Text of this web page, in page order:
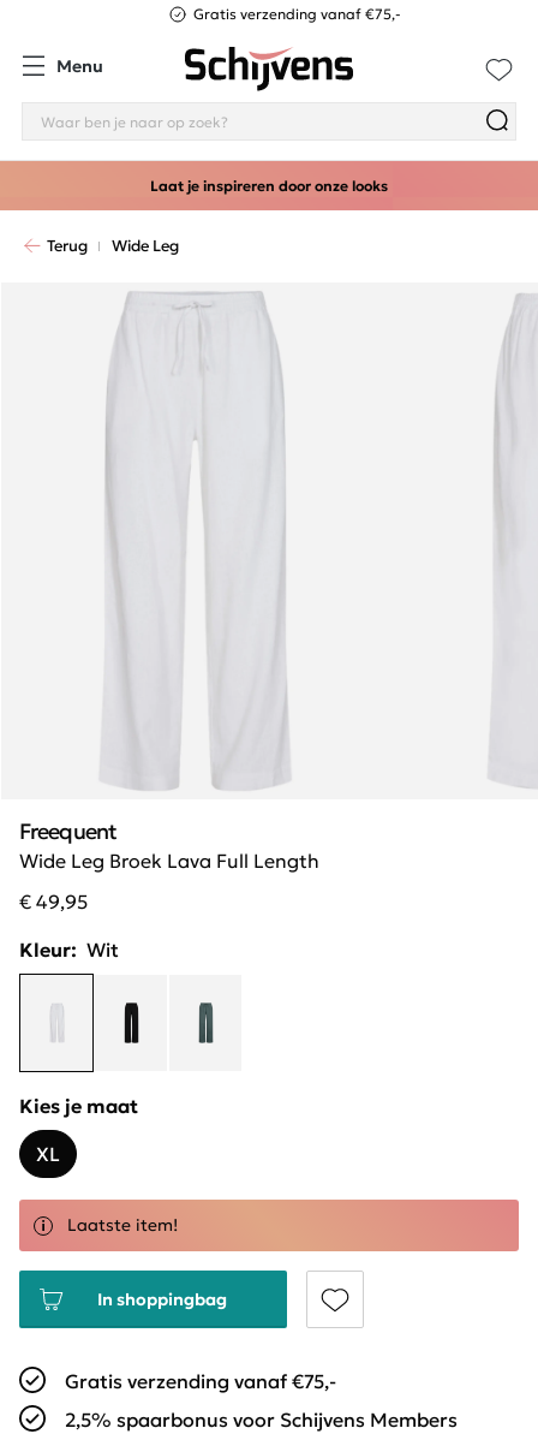
Gratis verzending vanaf €75,-
Menu
Laat je inspireren door onze looks
Terug Wide Leg
Wide Leg Broek Lava Full Length
Freequent
€ 49,95
Kleur: Wit
Kies je maat
XL
Laatste item!
In shoppingbag
Gratis verzending vanaf €75,-
2,5% spaarbonus voor Schijvens Members